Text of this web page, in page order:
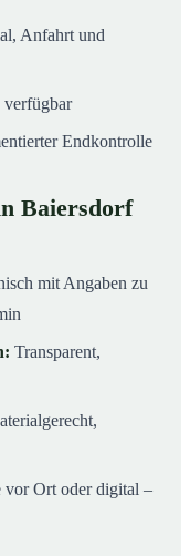
Anfahrt und
Endkontrolle
Baiersdorf
mit Angaben zu
Transparent,
Ort oder digital –